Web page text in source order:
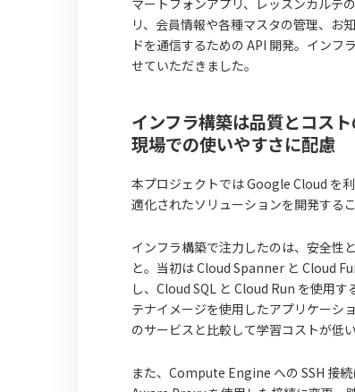
マートフォンアプリ、レッスンカルテ
リ、会員情報や各種マスタの管理、お
ドを通信するための API 開発。インフ
せていただきました。
インフラ構築は品質とコス
現場での使いやすさに配慮
本プロジェクトでは Google Cloud を
適化されたソリューションを開発する
インフラ構築で注力したのは、安全性
と。当初は Cloud Spanner と Cloud
し、Cloud SQL と Cloud Run を使用
テナイメージを使用したアプリケーシ
のサービスと比較して学習コストが低
また、Compute Engine への SSH 接